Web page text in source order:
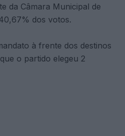
da Câmara Municipal de
dos votos.
à frente dos destinos
o partido elegeu 2